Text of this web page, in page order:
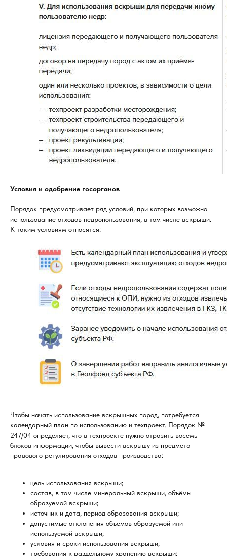
Условия и одобрение госорганов
Порядок предусматривает ряд условий, при которых возможно
использование отходов недропользования, в том числе вскрыши.
К таким условиям относятся:
Чтобы начать использование вскрышных пород, потребуется
календарный план по использованию и техпроект. Порядок №
247/04 определяет, что в техпроекте нужно отразить восемь
блоков информации, чтобы вывести вскрышу из предмета
правового регулирования отходов производства:
цель использования вскрыши;
состав, в том числе минеральный вскрыши, объёмы
образуемой вскрыши;
источник и дата, период образования вскрыши;
допустимые отклонения объемов образуемой или
используемой вскрыши;
условия и сроки использования вскрыши;
требования к раздельному хранению вскрыши;